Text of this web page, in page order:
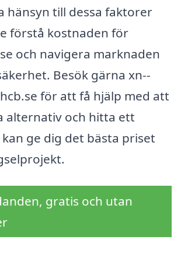
hänsyn till dessa faktorer
förstå kostnaden för
och navigera marknaden
Besök gärna xn--
för att få hjälp med att
alternativ och hitta ett
ge dig det bästa priset
gratis och utan